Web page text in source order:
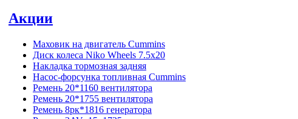
Акции
Маховик на двигатель Cummins
Диск колеса Niko Wheels 7.5x20
Накладка тормозная задняя
Насос-форсунка топливная Cummins
Ремень 20*1160 вентилятора
Ремень 20*1755 вентилятора
Ремень 8рк*1816 генератора